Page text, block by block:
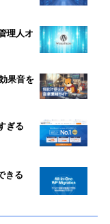
理人オ
果音を
ぎる
きる